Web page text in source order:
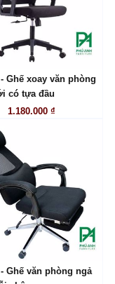
LIÊN HỆ
- Ghế xoay văn phòng
có tựa đầu
1.180.000 ₫
LIÊN HỆ
- Ghế văn phòng ngả